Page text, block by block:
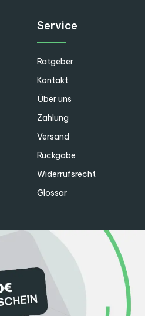
Service
Ratgeber
Kontakt
Über uns
Zahlung
Versand
Rückgabe
Widerrufsrecht
Glossar